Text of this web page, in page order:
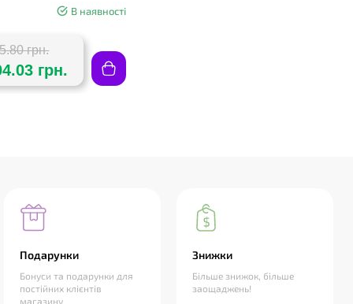
В наявності
грн.
грн.
Подарунки
Бонуси та подарунки для
постійних клієнтів
магазину
Знижки
Більше знижок, більше
заощаджень!